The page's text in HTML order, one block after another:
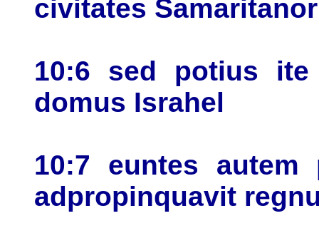
civitates
10:6 sed potius
domus Israhel
10:7 euntes autem
adpropinquavit